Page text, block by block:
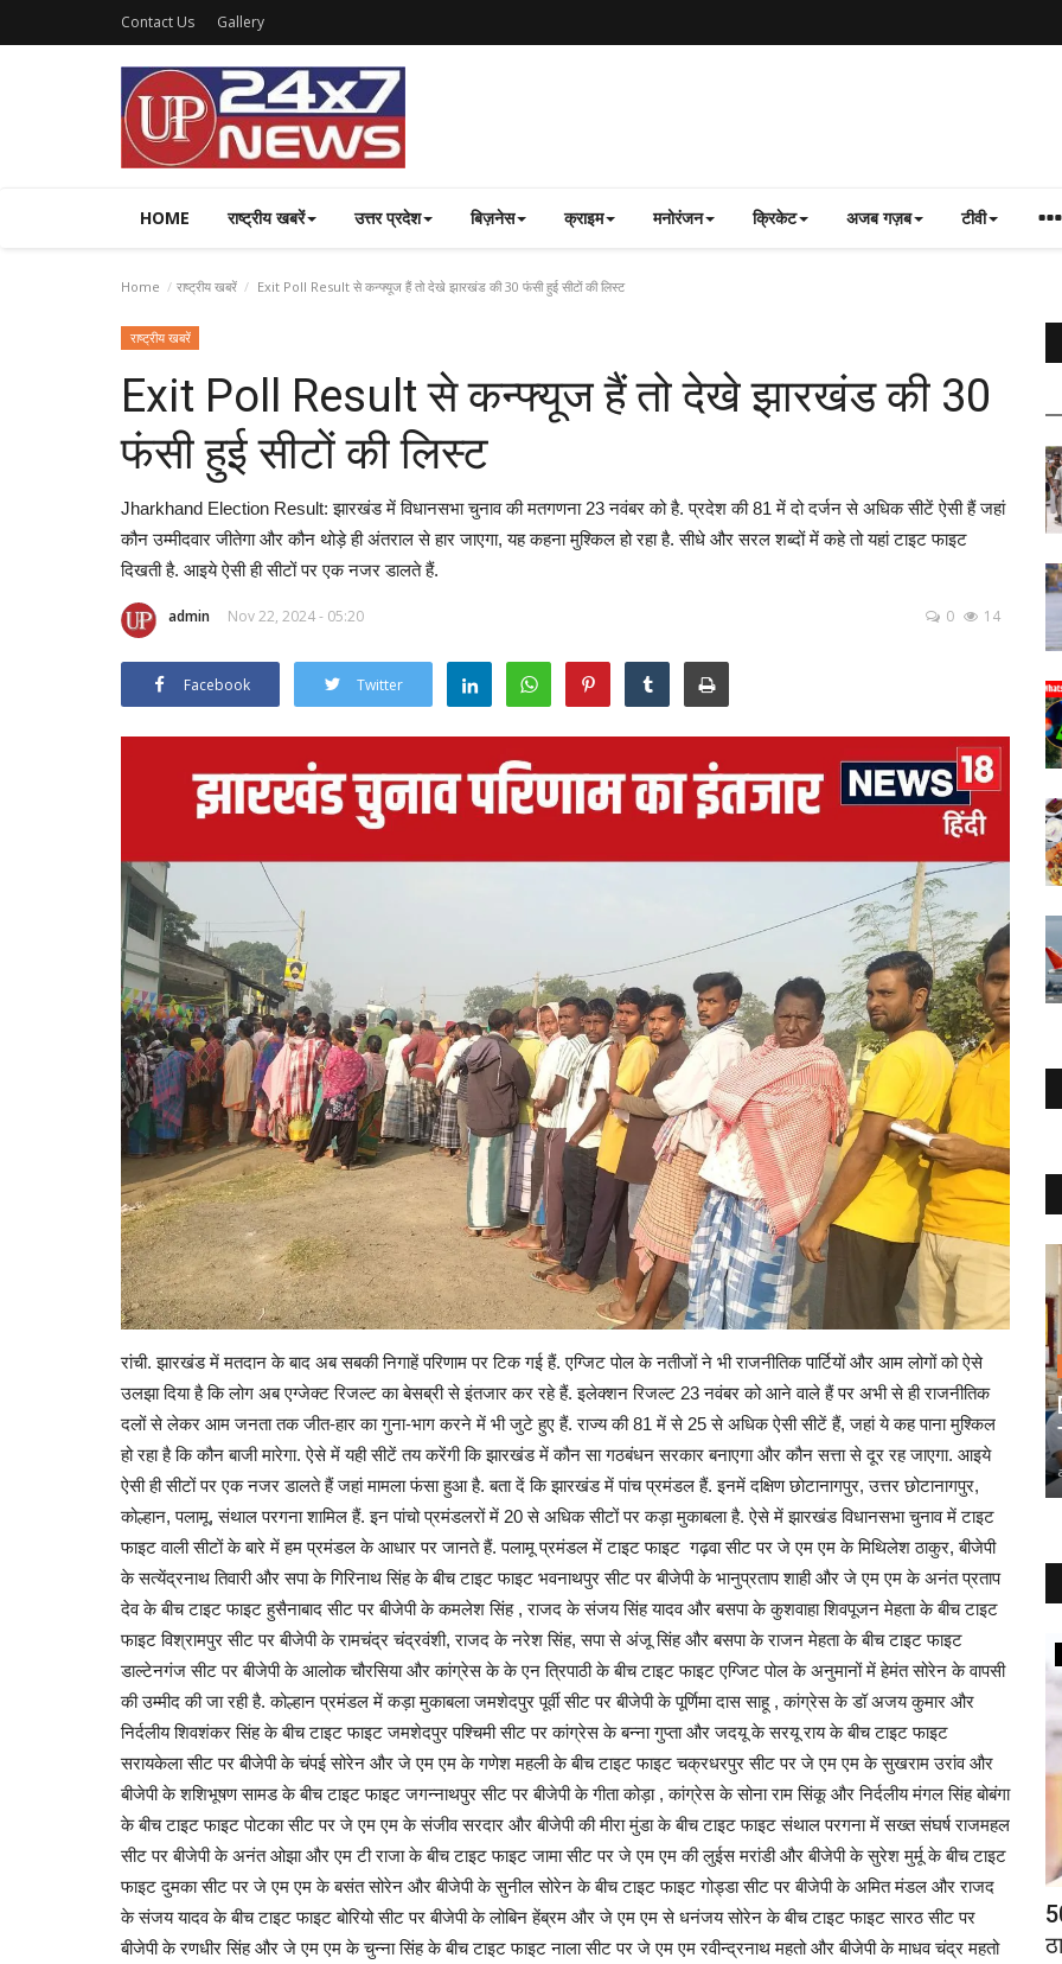
Contact Us Gallery
HOME राष्ट्रीय खबरें उत्तर प्रदेश बिज़नेस क्राइम मनोरंजन क्रिकेट अजब गज़ब टीवी
Home राष्ट्रीय खबरें Exit Poll Result से कन्फ्यूज हैं तो देखे झारखंड की 30 फंसी हुई सीटों की लिस्ट
राष्ट्रीय खबरें
Exit Poll Result से कन्फ्यूज हैं तो देखे झारखंड की 30
फंसी हुई सीटों की लिस्ट
Jharkhand Election Result: झारखंड में विधानसभा चुनाव की मतगणना 23 नवंबर को है. प्रदेश की 81 में दो दर्जन से अधिक सीटें ऐसी हैं जहां
कौन उम्मीदवार जीतेगा और कौन थोड़े ही अंतराल से हार जाएगा, यह कहना मुश्किल हो रहा है. सीधे और सरल शब्दों में कहे तो यहां टाइट फाइट
दिखती है. आइये ऐसी ही सीटों पर एक नजर डालते हैं.
admin Nov 22, 2024 - 05:20 0 14
Facebook Twitter
रांची. झारखंड में मतदान के बाद अब सबकी निगाहें परिणाम पर टिक गई हैं. एग्जिट पोल के नतीजों ने भी राजनीतिक पार्टियों और आम लोगों को ऐसे
उलझा दिया है कि लोग अब एग्जेक्ट रिजल्ट का बेसब्री से इंतजार कर रहे हैं. इलेक्शन रिजल्ट 23 नवंबर को आने वाले हैं पर अभी से ही राजनीतिक
दलों से लेकर आम जनता तक जीत-हार का गुना-भाग करने में भी जुटे हुए हैं. राज्य की 81 में से 25 से अधिक ऐसी सीटें हैं, जहां ये कह पाना मुश्किल
हो रहा है कि कौन बाजी मारेगा. ऐसे में यही सीटें तय करेंगी कि झारखंड में कौन सा गठबंधन सरकार बनाएगा और कौन सत्ता से दूर रह जाएगा. आइये
ऐसी ही सीटों पर एक नजर डालते हैं जहां मामला फंसा हुआ है. बता दें कि झारखंड में पांच प्रमंडल हैं. इनमें दक्षिण छोटानागपुर, उत्तर छोटानागपुर,
कोल्हान, पलामू, संथाल परगना शामिल हैं. इन पांचो प्रमंडलरों में 20 से अधिक सीटों पर कड़ा मुकाबला है. ऐसे में झारखंड विधानसभा चुनाव में टाइट
फाइट वाली सीटों के बारे में हम प्रमंडल के आधार पर जानते हैं. पलामू प्रमंडल में टाइट फाइट गढ़वा सीट पर जे एम एम के मिथिलेश ठाकुर, बीजेपी
के सत्येंद्रनाथ तिवारी और सपा के गिरिनाथ सिंह के बीच टाइट फाइट भवनाथपुर सीट पर बीजेपी के भानुप्रताप शाही और जे एम एम के अनंत प्रताप
देव के बीच टाइट फाइट हुसैनाबाद सीट पर बीजेपी के कमलेश सिंह , राजद के संजय सिंह यादव और बसपा के कुशवाहा शिवपूजन मेहता के बीच टाइट
फाइट विश्रामपुर सीट पर बीजेपी के रामचंद्र चंद्रवंशी, राजद के नरेश सिंह, सपा से अंजू सिंह और बसपा के राजन मेहता के बीच टाइट फाइट
डाल्टेनगंज सीट पर बीजेपी के आलोक चौरसिया और कांग्रेस के के एन त्रिपाठी के बीच टाइट फाइट एग्जिट पोल के अनुमानों में हेमंत सोरेन के वापसी
की उम्मीद की जा रही है. कोल्हान प्रमंडल में कड़ा मुकाबला जमशेदपुर पूर्वी सीट पर बीजेपी के पूर्णिमा दास साहू , कांग्रेस के डॉ अजय कुमार और
निर्दलीय शिवशंकर सिंह के बीच टाइट फाइट जमशेदपुर पश्चिमी सीट पर कांग्रेस के बन्ना गुप्ता और जदयू के सरयू राय के बीच टाइट फाइट
सरायकेला सीट पर बीजेपी के चंपई सोरेन और जे एम एम के गणेश महली के बीच टाइट फाइट चक्रधरपुर सीट पर जे एम एम के सुखराम उरांव और
बीजेपी के शशिभूषण सामड के बीच टाइट फाइट जगन्नाथपुर सीट पर बीजेपी के गीता कोड़ा , कांग्रेस के सोना राम सिंकू और निर्दलीय मंगल सिंह बोबंगा
के बीच टाइट फाइट पोटका सीट पर जे एम एम के संजीव सरदार और बीजेपी की मीरा मुंडा के बीच टाइट फाइट संथाल परगना में सख्त संघर्ष राजमहल
सीट पर बीजेपी के अनंत ओझा और एम टी राजा के बीच टाइट फाइट जामा सीट पर जे एम एम की लुईस मरांडी और बीजेपी के सुरेश मुर्मू के बीच टाइट
फाइट दुमका सीट पर जे एम एम के बसंत सोरेन और बीजेपी के सुनील सोरेन के बीच टाइट फाइट गोड्डा सीट पर बीजेपी के अमित मंडल और राजद
के संजय यादव के बीच टाइट फाइट बोरियो सीट पर बीजेपी के लोबिन हेंब्रम और जे एम एम से धनंजय सोरेन के बीच टाइट फाइट सारठ सीट पर
बीजेपी के रणधीर सिंह और जे एम एम के चुन्ना सिंह के बीच टाइट फाइट नाला सीट पर जे एम एम रवीन्द्रनाथ महतो और बीजेपी के माधव चंद्र महतो
करियर
लखनऊ विश्विद्यालय में छात्रवृत्ति कल्याण योजना के
तहत 50...
राष्ट्रीय खबरें
18 साल की उम्र हाथ में गीता और हंसते-हंसते
फांसी! मुजफ्फरपुर...